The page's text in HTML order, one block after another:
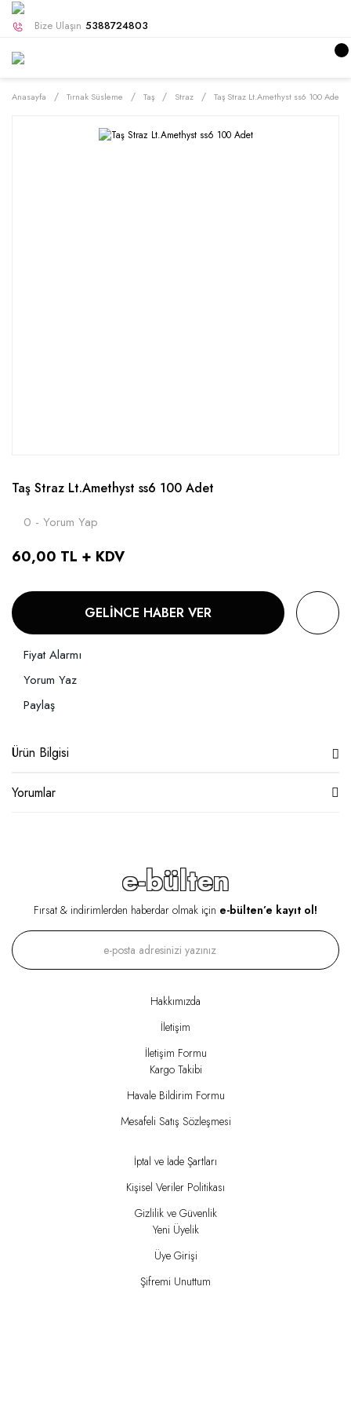
Bize Ulaşın 5388724803
Anasayfa Tırnak Süsleme Taş Straz Taş Straz Lt.Amethyst ss6 100 Adet
Taş Straz Lt.Amethyst ss6 100 Adet
0 - Yorum Yap
60,00 TL + KDV
GELİNCE HABER VER
Fiyat Alarmı
Yorum Yaz
Paylaş
Ürün Bilgisi
Yorumlar
e-bülten
Fırsat & indirimlerden haberdar olmak için e-bülten’e kayıt ol!
Hakkımızda
İletişim
İletişim Formu
Kargo Takibi
Havale Bildirim Formu
Mesafeli Satış Sözleşmesi
İptal ve İade Şartları
Kişisel Veriler Politikası
Gizlilik ve Güvenlik
Yeni Üyelik
Üye Girişi
Şifremi Unuttum